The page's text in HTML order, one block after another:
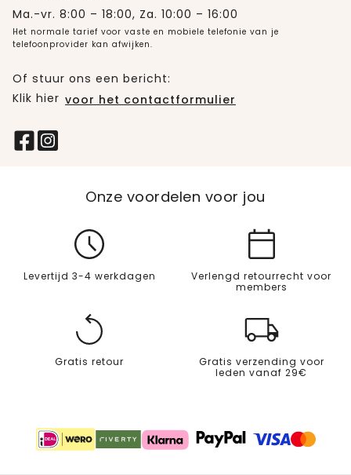
Ma.-vr. 8:00 – 18:00, Za. 10:00 – 16:00
Het normale tarief voor vaste en mobiele telefonie van je
telefoonprovider kan afwijken.
Of stuur ons een bericht:
Klik hier voor het contactformulier
Onze voordelen voor jou
Levertijd 3-4 werkdagen
Verlengd retourrecht voor
members
Gratis retour
Gratis verzending voor
leden vanaf 29€